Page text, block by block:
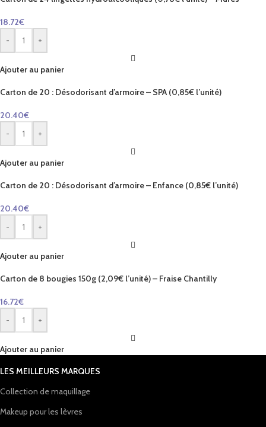
18.72€
-
+
Ajouter au panier
Carton de 20 : Désodorisant d’armoire – SPA (0,85€ l’unité)
20.40€
-
+
Ajouter au panier
Carton de 20 : Désodorisant d’armoire – Enfance (0,85€ l’unité)
20.40€
-
+
Ajouter au panier
Carton de 8 bougies 150g (2,09€ l’unité) – Fraise Chantilly
16.72€
-
+
Ajouter au panier
LES MEILLEURS MARQUES
Collection de maquillage
Makeup pour les lèvres